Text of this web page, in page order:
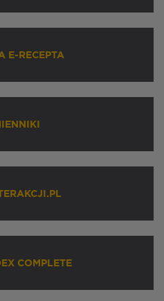
E-RECEPTA
COMPLETE